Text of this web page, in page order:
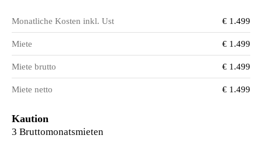
Monatliche Kosten inkl. Ust € 1.499
Miete € 1.499
Miete brutto € 1.499
Miete netto € 1.499
Kaution
3 Bruttomonatsmieten